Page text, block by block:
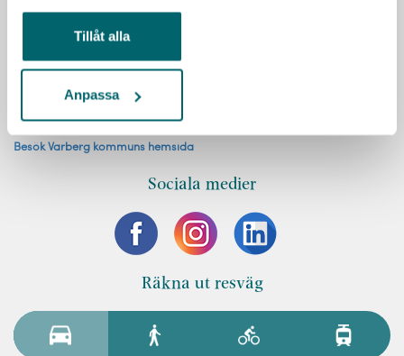
Tillåt alla
Anpassa
072-151 73 76
Besök Varberg kommuns hemsida
Sociala medier
Räkna ut resväg